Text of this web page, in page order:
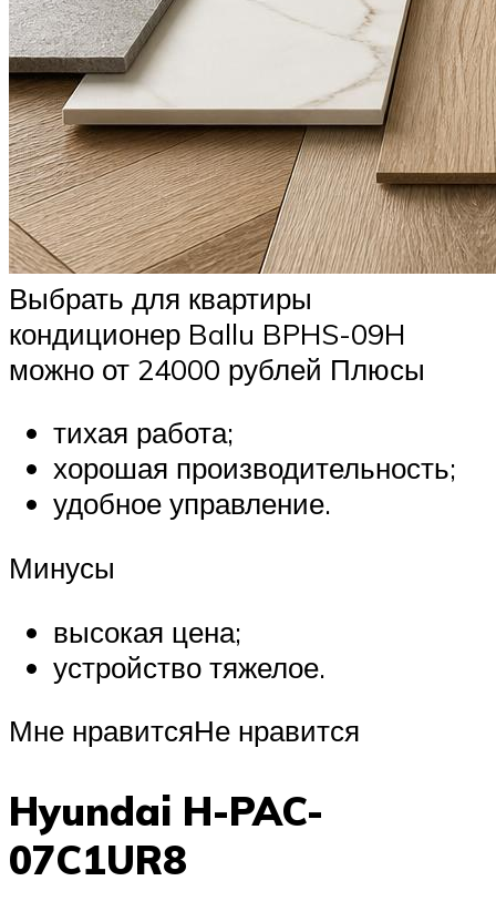
Выбрать для квартиры
кондиционер Ballu BPHS-09H
можно от 24000 рублей Плюсы
тихая работа;
хорошая производительность;
удобное управление.
Минусы
высокая цена;
устройство тяжелое.
Мне нравитсяНе нравится
Hyundai H-PAC-
07C1UR8